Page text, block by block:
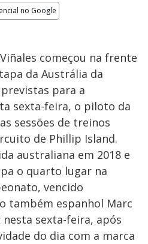
no Google
começou na frente
da Austrália da
previstas para a
sexta-feira, o piloto da
sessões de treinos
de Phillip Island.
australiana em 2018 e
o quarto lugar na
vencido
também espanhol Marc
nesta sexta-feira, após
do dia com a marca